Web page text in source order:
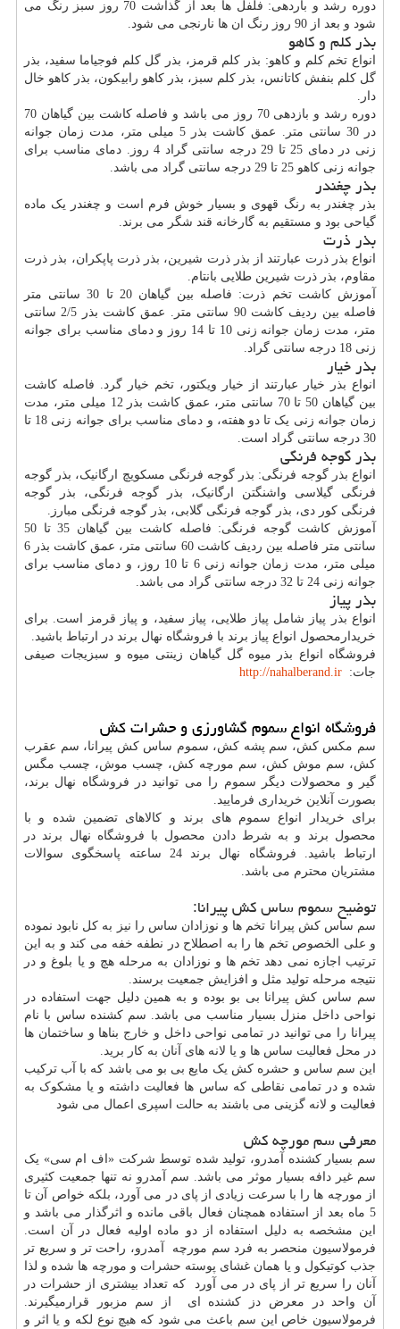
دوره رشد و باردهی: فلفل ها بعد از گذاشت 70 روز سبز رنگ می
شود و بعد از 90 روز رنگ ان ها نارنجی می شود.
بذر کلم و کاهو
انواع تخم کلم و کاهو: بذر کلم قرمز، بذر گل کلم فوجیاما سفید، بذر
گل کلم بنفش کاتانس، بذر کلم سبز، بذر کاهو رابیکون، بذر کاهو خال
دار.
دوره رشد و بازدهی 70 روز می باشد و فاصله کاشت بین گیاهان 70
در 30 سانتی متر. عمق کاشت بذر 5 میلی متر، مدت زمان جوانه
زنی در دمای 25 تا 29 درجه سانتی گراد 4 روز. دمای مناسب برای
جوانه زنی کاهو 25 تا 29 درجه سانتی گراد می باشد.
بذر چغندر
بذر چغندر به رنگ قهوی و بسیار خوش فرم است و چغندر یک ماده
گیاحی بود و مستقیم به گارخانه قند شگر می برند.
بذر ذرت
انواع بذر ذرت عبارتند از بذر ذرت شیرین، بذر ذرت پاپکران، بذر ذرت
مقاوم، بذر ذرت شیرین طلایی بانتام.
آموزش کاشت تخم ذرت: فاصله بین گیاهان 20 تا 30 سانتی متر
فاصله بین ردیف کاشت 90 سانتی متر. عمق کاشت بذر 2/5 سانتی
متر، مدت زمان جوانه زنی 10 تا 14 روز و دمای مناسب برای جوانه
زنی 18 درجه سانتی گراد.
بذر خیار
انواع بذر خیار عبارتند از خیار ویکتور، تخم خیار گرد. فاصله کاشت
بین گیاهان 50 تا 70 سانتی متر، عمق کاشت بذر 12 میلی متر، مدت
زمان جوانه زنی یک تا دو هفته، و دمای مناسب برای جوانه زنی 18 تا
30 درجه سانتی گراد است.
بذر گوجه فرنگی
انواع بذر گوجه فرنگی: بذر گوجه فرنگی مسکویچ ارگانیک، بذر گوجه
فرنگی گیلاسی واشنگتن ارگانیک، بذر گوجه فرنگی، بذر گوجه
فرنگی کور دی، بذر گوجه فرنگی گلابی، بذر گوجه فرنگی مبارز.
آموزش کاشت گوجه فرنگی: فاصله کاشت بین گیاهان 35 تا 50
سانتی متر فاصله بین ردیف کاشت 60 سانتی متر، عمق کاشت بذر 6
میلی متر، مدت زمان جوانه زنی 6 تا 10 روز، و دمای مناسب برای
جوانه زنی 24 تا 32 درجه سانتی گراد می باشد.
بذر پیاز
انواع بذر پیاز شامل پیاز طلایی، پیاز سفید، و پیاز قرمز است. برای
خریدارمحصول انواع پیاز برند با فروشگاه نهال برند در ارتباط باشید.
فروشگاه انواع بذر میوه گل گیاهان زینتی میوه و سبزیجات صیفی
جات: http://nahalberand.ir
فروشگاه انواع سموم گشاورزی و حشرات کش
سم مکس کش، سم پشه کش، سموم ساس کش پیرانا، سم عقرب
کش، سم موش کش، سم مورچه کش، چسب موش، چسب مگس
گیر و محصولات دیگر سموم را می توانید در فروشگاه نهال برند،
بصورت آنلاین خریداری فرمایید.
برای خریدار انواع سموم های برند و کالاهای تضمین شده و با
محصول برند و به شرط دادن محصول با فروشگاه نهال برند در
ارتباط باشید. فروشگاه نهال برند 24 ساعته پاسخگوی سوالات
مشتریان محترم می باشد.
توضیح سموم ساس کش پیرانا:
سم ساس کش پیرانا تخم ها و نوزادان ساس را نیز به کل نابود نموده
و علی الخصوص تخم ها را به اصطلاح در نطفه خفه می کند و به این
ترتیب اجازه نمی دهد تخم ها و نوزادان به مرحله هچ و یا بلوغ و در
نتیجه مرحله تولید مثل و افزایش جمعیت برسند.
سم ساس کش پیرانا بی بو بوده و به همین دلیل جهت استفاده در
نواحی داخل منزل بسیار مناسب می باشد. سم کشنده ساس با نام
پیرانا را می توانید در تمامی نواحی داخل و خارج بناها و ساختمان ها
در محل فعالیت ساس ها و یا لانه های آنان به کار برید.
این سم ساس و حشره کش یک مایع بی بو می باشد که با آب ترکیب
شده و در تمامی نقاطی که ساس ها فعالیت داشته و یا مشکوک به
فعالیت و لانه گزینی می باشند به حالت اسپری اعمال می شود
معرفی سم مورچه کش
سم بسیار کشنده آمدرو، تولید شده توسط شرکت «اف ام سی» یک
سم غیر دافه بسیار موثر می باشد. سم آمدرو نه تنها جمعیت کثیری
از مورچه ها را با سرعت زیادی از پای در می آورد، بلکه خواص آن تا
5 ماه بعد از استفاده همچنان فعال باقی مانده و اثرگذار می باشد و
این مشخصه به دلیل استفاده از دو ماده اولیه فعال در آن است.
فرمولاسیون منحصر به فرد سم مورچه آمدرو، راحت تر و سریع تر
جذب کوتیکول و یا همان غشای پوسته حشرات و مورچه ها شده و لذا
آنان را سریع تر از پای در می آورد که تعداد بیشتری از حشرات در
آن واحد در معرض دز کشنده ای از سم مزبور قرارمیگیرند.
فرمولاسیون خاص این سم باعث می شود که هیچ نوع لکه و یا اثر و